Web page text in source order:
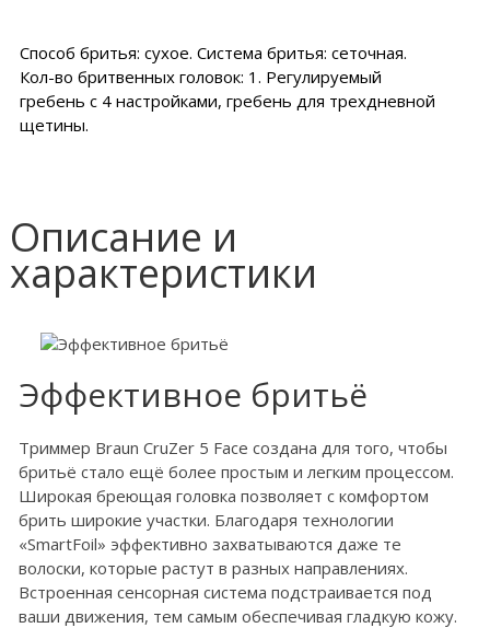
Способ бритья: сухое. Система бритья: сеточная.
Кол-во бритвенных головок: 1. Регулируемый
гребень с 4 настройками, гребень для трехдневной
щетины.
Описание и
характеристики
Эффективное бритьё
Триммер Braun CruZer 5 Face создана для того, чтобы
бритьё стало ещё более простым и легким процессом.
Широкая бреющая головка позволяет с комфортом
брить широкие участки. Благодаря технологии
«SmartFoil» эффективно захватываются даже те
волоски, которые растут в разных направлениях.
Встроенная сенсорная система подстраивается под
ваши движения, тем самым обеспечивая гладкую кожу.